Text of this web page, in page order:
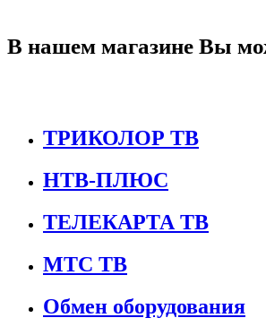
В нашем магазине Вы
ТРИКОЛОР ТВ
НТВ-ПЛЮС
ТЕЛЕКАРТА ТВ
МТС ТВ
Обмен оборудования